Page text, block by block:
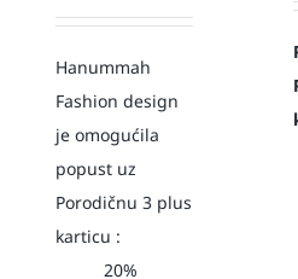
Hanummah
Fashion design
je omogućila
popust uz
Porodičnu 3 plus
karticu :
20%